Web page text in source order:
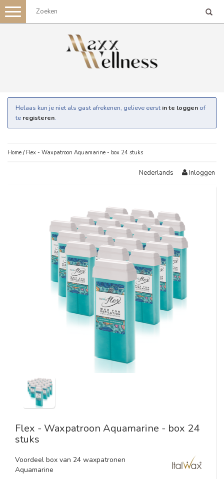
Toggle
navigation
Helaas kun je niet als gast afrekenen, gelieve eerst in te loggen of
te registeren.
Home / Flex - Waxpatroon Aquamarine - box 24 stuks
Nederlands Inloggen
Flex - Waxpatroon Aquamarine - box 24
stuks
Voordeel box van 24 waxpatronen
Aquamarine